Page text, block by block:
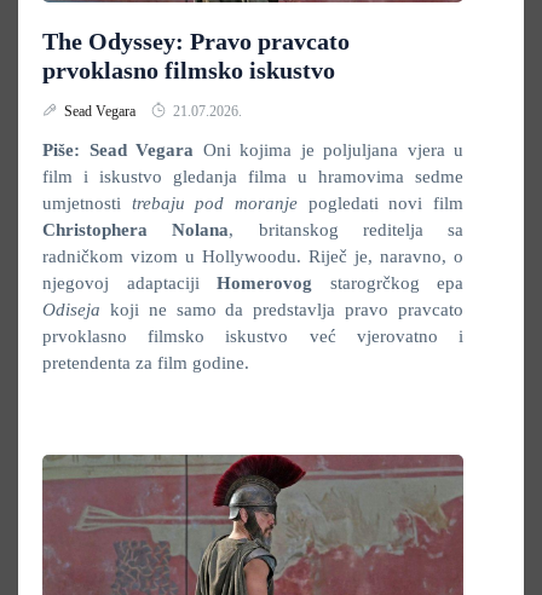
The Odyssey: Pravo pravcato
prvoklasno filmsko iskustvo
Sead Vegara 21.07.2026.
Piše: Sead Vegara Oni kojima je poljuljana vjera u
film i iskustvo gledanja filma u hramovima sedme
umjetnosti trebaju pod moranje pogledati novi film
Christophera Nolana, britanskog reditelja sa
radničkom vizom u Hollywoodu. Riječ je, naravno, o
njegovoj adaptaciji Homerovog starogrčkog epa
Odiseja koji ne samo da predstavlja pravo pravcato
prvoklasno filmsko iskustvo već vjerovatno i
pretendenta za film godine.